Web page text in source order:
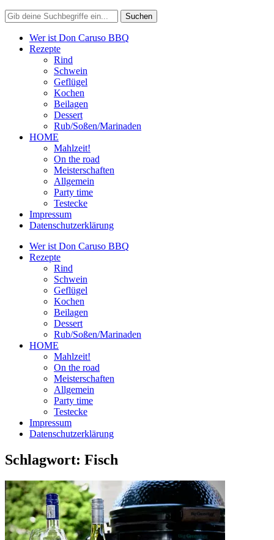
Wer ist Don Caruso BBQ
Rezepte
Rind
Schwein
Geflügel
Kochen
Beilagen
Dessert
Rub/Soßen/Marinaden
HOME
Mahlzeit!
On the road
Meisterschaften
Allgemein
Party time
Testecke
Impressum
Datenschutzerklärung
Wer ist Don Caruso BBQ
Rezepte
Rind
Schwein
Geflügel
Kochen
Beilagen
Dessert
Rub/Soßen/Marinaden
HOME
Mahlzeit!
On the road
Meisterschaften
Allgemein
Party time
Testecke
Impressum
Datenschutzerklärung
Schlagwort: Fisch